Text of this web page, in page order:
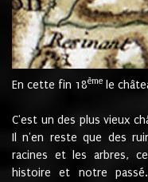
En cette fin 18ème le
C'est un des plus vieux
Il n'en reste que des
racines et les arbres,
histoire et notre